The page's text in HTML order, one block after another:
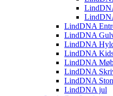
LindDNA
LindDNA
LindDNA
LindDNA
LindDNA
LindDNA
LindDNA
LindDNA jul